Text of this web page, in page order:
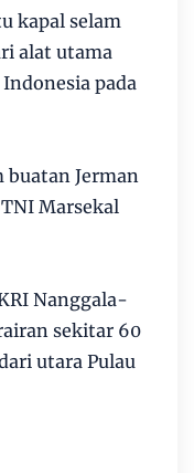
kapal selam
alat utama
pada
buatan Jerman
Marsekal
Nanggala-
sekitar 60
utara Pulau